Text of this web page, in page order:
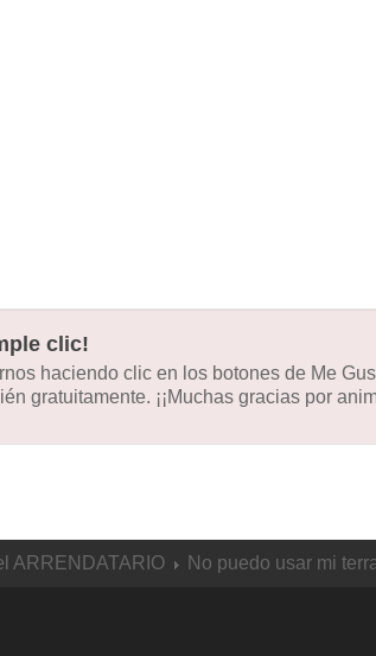
clic!
haciendo clic en los botones de Me
gratuitamente. ¡¡Muchas gracias por
ARRENDATARIO No puedo usar mi